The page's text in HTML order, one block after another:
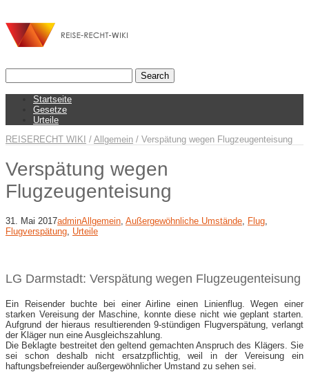
Startseite
Gesetze
Urteile
REISERECHT WIKI / Allgemein / Verspätung wegen Flugzeugenteisung
Verspätung wegen
Flugzeugenteisung
31. Mai 2017adminAllgemein Außergewöhnliche Umstände Flug
Flugverspätung Urteile
LG Darmstadt: Verspätung wegen Flugzeugenteisung
Ein Reisender buchte bei einer Airline einen Linienflug. Wegen einer
starken Vereisung der Maschine, konnte diese nicht wie geplant starten.
Aufgrund der hieraus resultierenden 9-stündigen Flugverspätung, verlangt
der Kläger nun eine Ausgleichszahlung.
Die Beklagte bestreitet den geltend gemachten Anspruch des Klägers. Sie
sei schon deshalb nicht ersatzpflichtig, weil in der Vereisung ein
haftungsbefreiender außergewöhnlicher Umstand zu sehen sei.